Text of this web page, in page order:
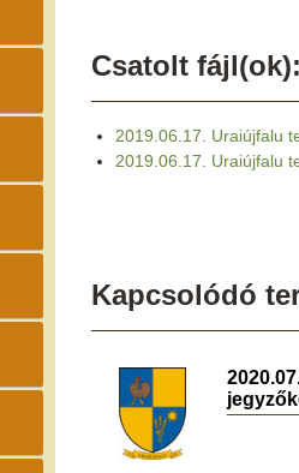
Csatolt fájl(ok):
2019.06.17. Uraiújfalu
2019.06.17. Uraiújfalu
Kapcsolódó